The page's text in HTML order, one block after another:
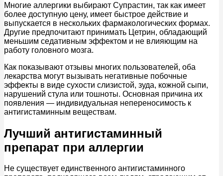
Многие аллергики выбирают Супрастин, так как имеет
более доступную цену, имеет быстрое действие и
выпускается в нескольких фармакологических формах.
Другие предпочитают принимать Цетрин, обладающий
меньшим седативным эффектом и не влияющим на
работу головного мозга.
Как показывают отзывы многих пользователей, оба
лекарства могут вызывать негативные побочные
эффекты в виде сухости слизистой, зуда, кожной сыпи,
нарушений стула или тошноты. Основная причина их
появления — индивидуальная непереносимость к
антигистаминным веществам.
Лучший антигистаминный
препарат при аллергии
Не существует единственного антигистаминного